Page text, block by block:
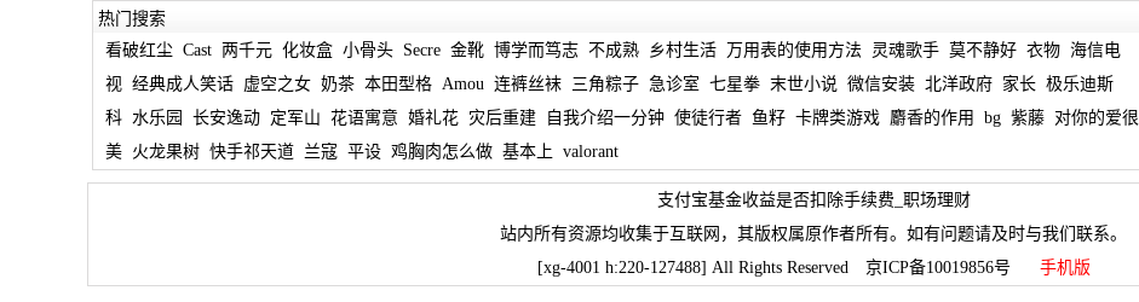
热门搜索
看破红尘 Cast 两千元 化妆盒 小骨头 Secre 金靴 博学而笃志 不成熟 乡村生活 万用表的使用方法 灵魂歌手 莫不静好 衣物 海信电
视 经典成人笑话 虚空之女 奶茶 本田型格 Amou 连裤丝袜 三角粽子 急诊室 七星拳 末世小说 微信安装 北洋政府 家长 极乐迪斯
科 水乐园 长安逸动 定军山 花语寓意 婚礼花 灾后重建 自我介绍一分钟 使徒行者 鱼籽 卡牌类游戏 麝香的作用 bg 紫藤
对你的爱很
美
火龙果树 快手祁天道 兰寇 平设 鸡胸肉怎么做 基本上 valorant
支付宝基金收益是否扣除手续费_职场理财
站内所有资源均收集于互联网，其版权属原作者所有。如有问题请及时与我们联系。
[xg-4001 h:220-127488] All Rights Reserved 京ICP备10019856号 手机版